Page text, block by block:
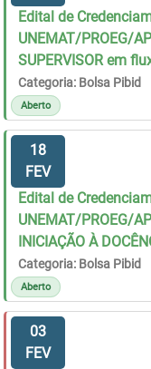
Edital de
UNEMAT/PROEG/
SUPERVISOR em
Categoria: Bolsa Pibid
Aberto
18
FEV
Edital de
UNEMAT/PROEG/
INICIAÇÃO À
Categoria: Bolsa Pibid
Aberto
03
FEV